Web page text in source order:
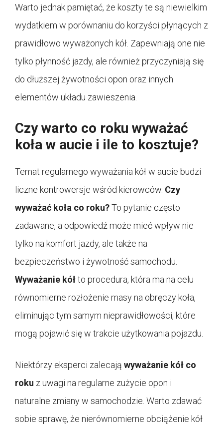
Warto jednak pamiętać, że koszty te są niewielkim
wydatkiem w porównaniu do korzyści płynących z
prawidłowo wyważonych kół. Zapewniają one nie
tylko płynność jazdy, ale również przyczyniają się
do dłuższej żywotności opon oraz innych
elementów układu zawieszenia.
Czy warto co roku wyważać
koła w aucie i ile to kosztuje?
Temat regularnego wyważania kół w aucie budzi
liczne kontrowersje wśród kierowców. Czy
wyważać koła co roku?To pytanie często
zadawane, a odpowiedź może mieć wpływ nie
tylko na komfort jazdy, ale także na
bezpieczeństwo i żywotność samochodu.
Wyważanie kółto procedura, która ma na celu
równomierne rozłożenie masy na obręczy koła,
eliminując tym samym nieprawidłowości, które
mogą pojawić się w trakcie użytkowania pojazdu.
Niektórzy eksperci zalecają wyważanie kół co
roku z uwagi na regularne zużycie opon i
naturalne zmiany w samochodzie. Warto zdawać
sobie sprawę, że nierównomierne obciążenie kół